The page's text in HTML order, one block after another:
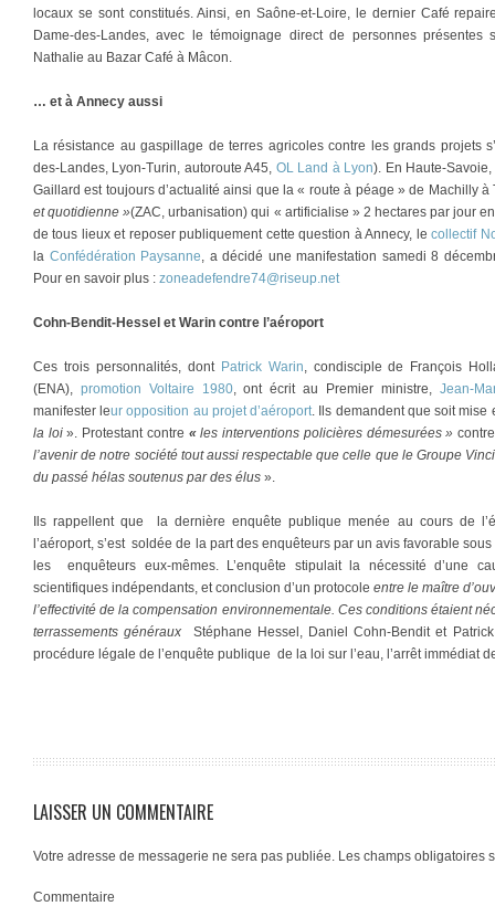
locaux se sont constitués. Ainsi, en Saône-et-Loire, le dernier Café
Dame-des-Landes, avec le témoignage direct de personnes
Nathalie au Bazar Café à Mâcon.
… et à Annecy aussi
La résistance au gaspillage de terres agricoles contre les grands projets
des-Landes, Lyon-Turin, autoroute A45, OL Land à Lyon). En Haute-
Gaillard est toujours d’actualité ainsi que la « route à péage » de Machilly
et quotidienne »(ZAC, urbanisation) qui « artificialise » 2 hectares par jour
de tous lieux et reposer publiquement cette question à Annecy, lecollectif
la Confédération Paysanne, a décidé une manifestation samedi 8
Pour en savoir plus : zoneadefendre74@riseup.net
Cohn-Bendit-Hessel et Warin contre l’aéroport
Ces trois personnalités, dont Patrick Warin, condisciple de François
(ENA), promotion Voltaire 1980, ont écrit au Premier ministre, Jean-
manifester leur opposition au projet d’aéroport. Ils demandent que soit
la loi». Protestant contre «les interventions policières démesurées »
l’avenir de notre société tout aussi respectable que celle que le Groupe
du passé hélas soutenus par des élus ».
Ils rappellent que la dernière enquête publique menée au cours de
l’aéroport, s’est soldée de la part des enquêteurs par un avis favorable
les enquêteurs eux-mêmes. L’enquête stipulait la nécessité d’une
scientifiques indépendants, et conclusion d’un protocole entre le maître
l’effectivité de la compensation environnementale. Ces conditions étaient
terrassements généraux
Stéphane Hessel, Daniel Cohn-Bendit et
procédure légale de l’enquête publique de la loi sur l’eau, l’arrêt immédiat
LAISSER UN COMMENTAIRE
Votre adresse de messagerie ne sera pas publiée. Les champs obligatoires
Commentaire